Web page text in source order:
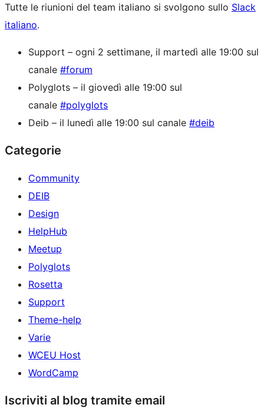
Tutte le riunioni del team italiano si svolgono sullo Slack
italiano.
Support – ogni 2 settimane, il martedì alle 19:00 sul
canale #forum
Polyglots – il giovedì alle 19:00 sul
canale #polyglots
Deib – il lunedì alle 19:00 sul canale #deib
Categorie
Community
DEIB
Design
HelpHub
Meetup
Polyglots
Rosetta
Support
Theme-help
Varie
WCEU Host
WordCamp
Iscriviti al blog tramite email